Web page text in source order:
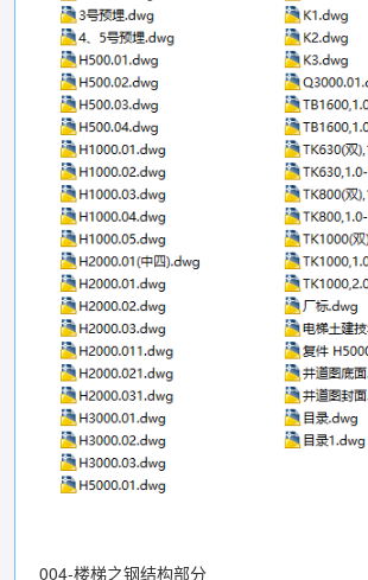
004-楼梯之钢结构部分